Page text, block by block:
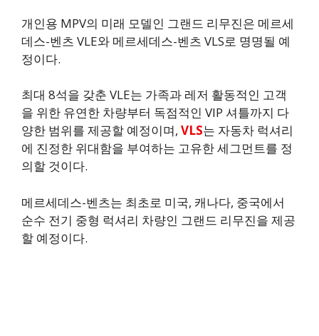
개인용 MPV의 미래 모델인 그랜드 리무진은 메르세
데스-벤츠 VLE와 메르세데스-벤츠 VLS로 명명될 예
정이다.
최대 8석을 갖춘 VLE는 가족과 레저 활동적인 고객
을 위한 유연한 차량부터 독점적인 VIP 셔틀까지 다
양한 범위를 제공할 예정이며, VLS는 자동차 럭셔리
에 진정한 위대함을 부여하는 고유한 세그먼트를 정
의할 것이다.
메르세데스-벤츠는 최초로 미국, 캐나다, 중국에서
순수 전기 중형 럭셔리 차량인 그랜드 리무진을 제공
할 예정이다.